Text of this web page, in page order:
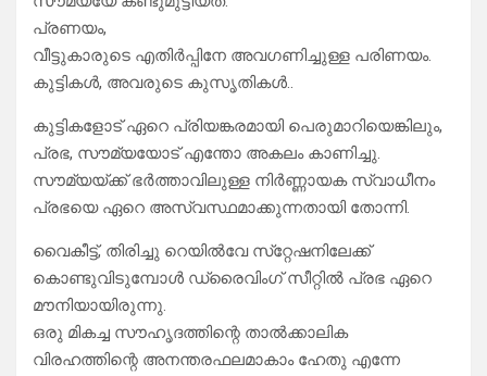
പ്രണയം,
വീട്ടുകാരുടെ എതിർപ്പിനേ അവഗണിച്ചുള്ള പരിണയം.
കുട്ടികൾ, അവരുടെ കുസൃതികൾ..
കുട്ടികളോട് ഏറെ പ്രിയങ്കരമായി പെരുമാറിയെങ്കിലും,
പ്രഭ, സൗമ്യയോട് എന്തോ അകലം കാണിച്ചു.
സൗമ്യയ്ക്ക് ഭർത്താവിലുള്ള നിർണ്ണായക സ്വാധീനം
പ്രഭയെ ഏറെ അസ്വസ്ഥമാക്കുന്നതായി തോന്നി.
വൈകീട്ട്, തിരിച്ചു റെയിൽവേ സ്‌റ്റേഷനിലേക്ക്
കൊണ്ടുവിടുമ്പോൾ ഡ്രൈവിംഗ് സീറ്റിൽ പ്രഭ ഏറെ
മൗനിയായിരുന്നു.
ഒരു മികച്ച സൗഹൃദത്തിന്റെ താൽക്കാലിക
വിരഹത്തിന്റെ അനന്തരഫലമാകാം ഹേതു എന്നേ